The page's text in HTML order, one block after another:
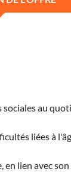
au
liées à
en lien avec